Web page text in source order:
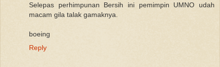
Selepas perhimpunan Bersih ini pemimpin UMNO udah
macam gila talak gamaknya.
boeing
Reply